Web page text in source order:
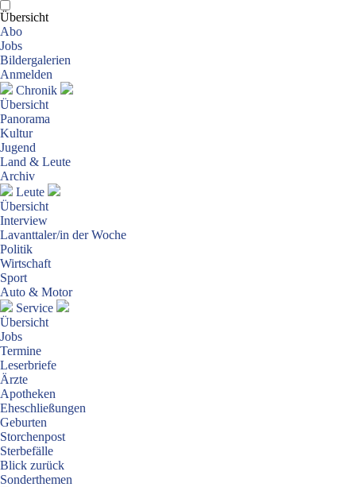
Übersicht
Abo
Jobs
Bildergalerien
Anmelden
Chronik
Übersicht
Panorama
Kultur
Jugend
Land & Leute
Archiv
Leute
Übersicht
Interview
Lavanttaler/in der Woche
Politik
Wirtschaft
Sport
Auto & Motor
Service
Übersicht
Jobs
Termine
Leserbriefe
Ärzte
Apotheken
Eheschließungen
Geburten
Storchenpost
Sterbefälle
Blick zurück
Sonderthemen